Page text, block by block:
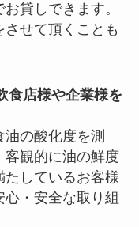
貸しできます。
せて頂くことも
食店様や企業様を
の酸化度を測
客観的に油の鮮度
たしているお客様
・安全な取り組